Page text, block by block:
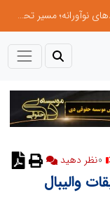
از کشف استعدادهای ناب تا پرورش آن‌ها با رویکردهای نوآورانه؛ مسیر تحول‌آفرین شنای ایران در سطح جهانی
نظر دهید
والیبال